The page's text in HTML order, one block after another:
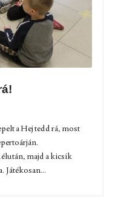
a Hej tedd rá, most
majd a kicsik
Játékosan...